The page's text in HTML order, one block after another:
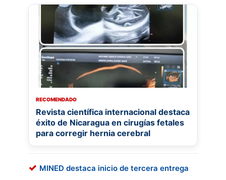
RECOMENDADO
Revista científica internacional destaca
éxito de Nicaragua en cirugías fetales
para corregir hernia cerebral
MINED destaca inicio de tercera entrega